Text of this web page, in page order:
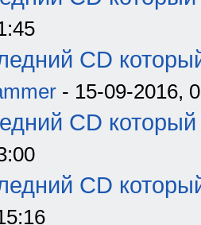
CD
- 15-09-2016,
CD который
CD